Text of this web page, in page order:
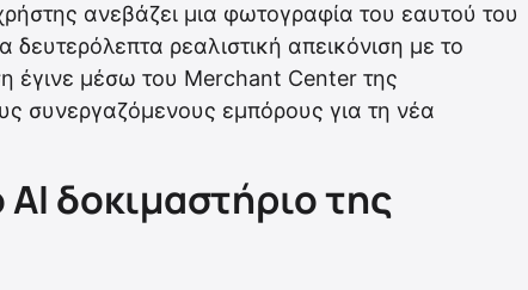
ανεβάζει μια φωτογραφία του εαυτού του
ρεαλιστική απεικόνιση με το
έγινε μέσω του Merchant Center της
συνεργαζόμενους εμπόρους για τη νέα
δοκιμαστήριο της